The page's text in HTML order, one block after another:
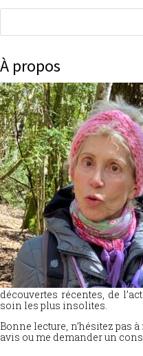
À propos
découvertes récentes, de
soin les plus insolites.
Bonne lecture, n’hésitez pas à
avis ou me demander un